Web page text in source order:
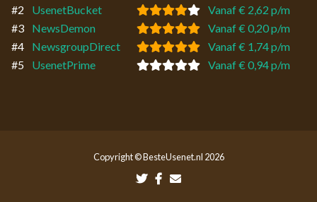
#2 UsenetBucket
Vanaf € 2,62 p/m
#3
NewsDemon
Vanaf € 0,20 p/m
#4
NewsgroupDirect
Vanaf € 1,74 p/m
#5
UsenetPrime Vanaf € 0,94 p/m
Copyright © BesteUsenet.nl 2026